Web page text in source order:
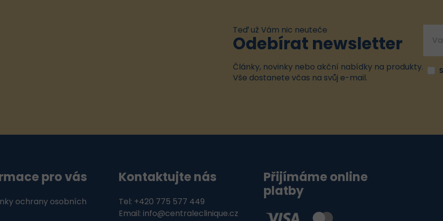
Teď už Vám nic neuteče
Odebírat newsletter
Články, novinky nebo akční nabídky na produkty.
Vše dostanete včas na svůj e-mail.
pro vás
ochrany osobních
Kontaktujte nás
Tel: +420 775 577 449
Email: info@centraleclinique.cz
Přijímáme online
platby